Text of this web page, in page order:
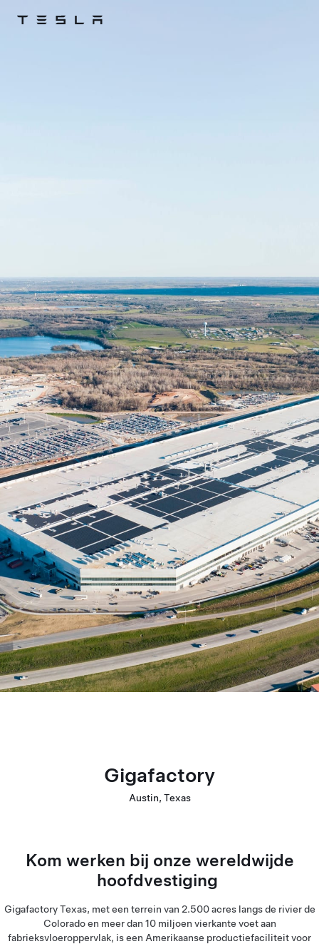
Tesla
Gigafactory
Austin, Texas
Kom werken bij onze wereldwijde
hoofdvestiging
Gigafactory Texas, met een terrein van 2.500 acres langs de rivier de
Colorado en meer dan 10 miljoen vierkante voet aan
fabrieksvloeroppervlak, is een Amerikaanse productiefaciliteit voor